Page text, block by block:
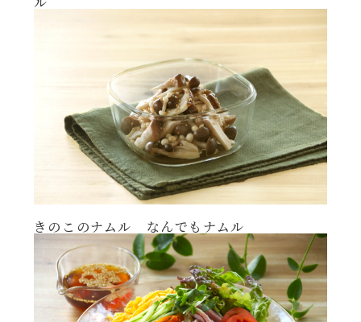
きのこのナムル なんでもナムル